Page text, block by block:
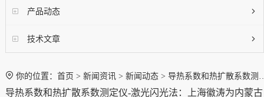
产品动态
技术文章
你的位置： 首页 > 新闻资讯 > 新闻动态 > 导热系数和热扩散系数测定仪-激光闪光法：上海徽涛为内蒙古某某大学达成合作
导热系数和热扩散系数测定仪-激光闪光法：上海徽涛为内蒙古